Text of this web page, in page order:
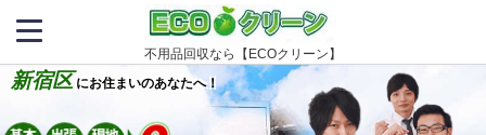
不用品回収なら【ECOクリーン】
新宿区 にお住まいのあなたへ！